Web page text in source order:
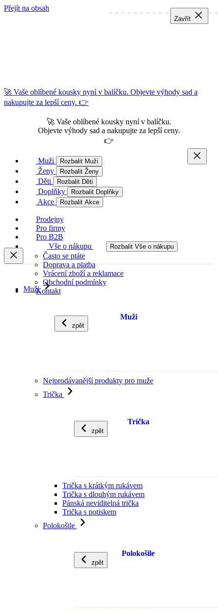
Přejít na obsah
🚀 Vaše oblíbené kousky nyní v balíčku. Objevte výhody sad a
nakupujte za lepší ceny. 👉
🚀 Vaše oblíbené kousky nyní v balíčku.
Objevte výhody sad a nakupujte za lepší ceny.
👉
Muži Rozbalit Muži
Ženy Rozbalit Ženy
Děti Rozbalit Děti
Doplňky Rozbalit Doplňky
Akce Rozbalit Akce
Prodejny
Pro firmy
Pro B2B
Vše o nákupu
Rozbalit Vše o nákupu
Často se ptáte
Doprava a platba
Vrácení zboží a reklamace
Obchodní podmínky
Kontakt
Muži
zpět
Muži
Nejprodávanější produkty pro muže
Trička
zpět
Trička
Trička s krátkým rukávem
Trička s dlouhým rukávem
Pánská neviditelná trička
Trička s potiskem
Polokošile
zpět
Polokošile
Zavřít
Zavřít
Zavřít